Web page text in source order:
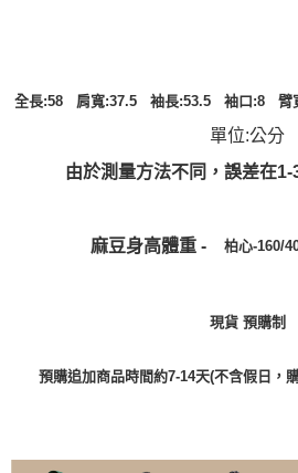
全長:58 肩寬:37.5 袖長:53.5 袖口:8 臂
單位:公分
由於測量方法不同，誤差在
麻豆身高體重 - 柏心-160/
現貨 預購制
預購追加商品時間約7-14天(不含假日，